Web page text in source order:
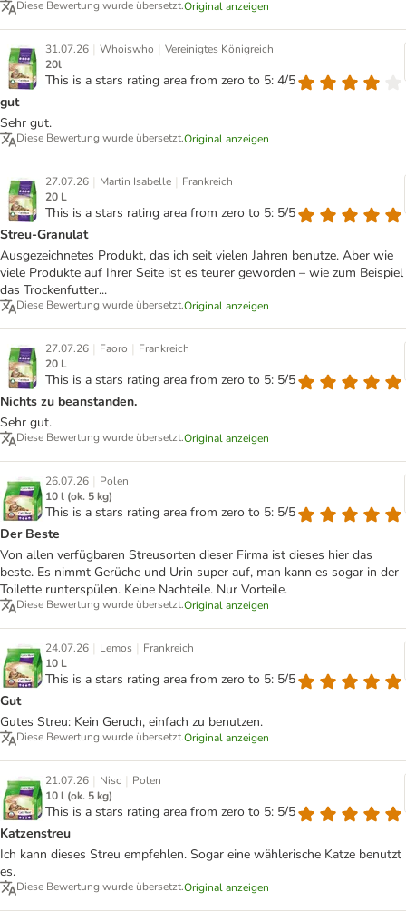
Diese Bewertung wurde übersetzt.Original anzeigen
31.07.26 | Whoiswho | Vereinigtes Königreich
20l
This is a stars rating area from zero to 5: 4/5
gut
Sehr gut.
Diese Bewertung wurde übersetzt.Original anzeigen
27.07.26 | Martin Isabelle | Frankreich
20 L
This is a stars rating area from zero to 5: 5/5
Streu-Granulat
Ausgezeichnetes Produkt, das ich seit vielen Jahren benutze. Aber wie
viele Produkte auf Ihrer Seite ist es teurer geworden – wie zum Beispiel
das Trockenfutter...
Diese Bewertung wurde übersetzt.Original anzeigen
27.07.26 | Faoro | Frankreich
20 L
This is a stars rating area from zero to 5: 5/5
Nichts zu beanstanden.
Sehr gut.
Diese Bewertung wurde übersetzt.Original anzeigen
26.07.26 | Polen
10 l (ok. 5 kg)
This is a stars rating area from zero to 5: 5/5
Der Beste
Von allen verfügbaren Streusorten dieser Firma ist dieses hier das
beste. Es nimmt Gerüche und Urin super auf, man kann es sogar in der
Toilette runterspülen. Keine Nachteile. Nur Vorteile.
Diese Bewertung wurde übersetzt.Original anzeigen
24.07.26 | Lemos | Frankreich
10 L
This is a stars rating area from zero to 5: 5/5
Gut
Gutes Streu: Kein Geruch, einfach zu benutzen.
Diese Bewertung wurde übersetzt.Original anzeigen
21.07.26 | Nisc | Polen
10 l (ok. 5 kg)
This is a stars rating area from zero to 5: 5/5
Katzenstreu
Ich kann dieses Streu empfehlen. Sogar eine wählerische Katze benutzt
es.
Diese Bewertung wurde übersetzt.Original anzeigen